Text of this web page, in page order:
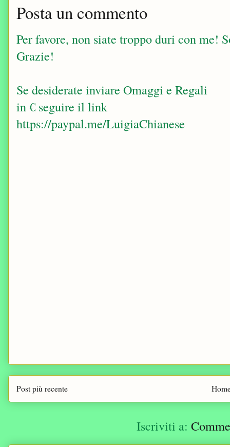
Posta un commento
Per favore, non siate troppo duri con
Grazie!
Se desiderate inviare Omaggi e Regali
in € seguire il link
https://paypal.me/LuigiaChianese
Post più recente
Iscriviti a: